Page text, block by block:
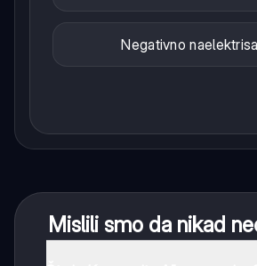
Negativno
Mislili smo da nikad